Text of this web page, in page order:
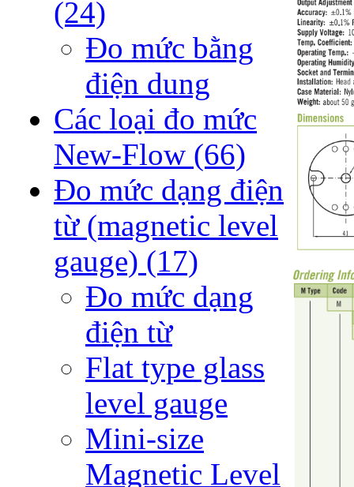
(24)
Đo mức bằng
điện dung
Các loại đo mức
New-Flow (66)
Đo mức dạng điện
từ (magnetic level
gauge) (17)
Đo mức dạng
điện từ
Flat type glass
level gauge
Mini-size
Magnetic Level